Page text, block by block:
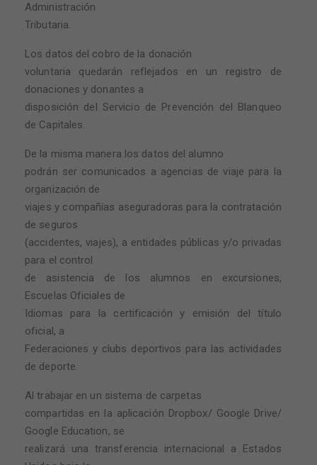
Administración
Tributaria.
Los datos del cobro de la donación
voluntaria quedarán reflejados en un registro de
donaciones y donantes a
disposición del Servicio de Prevención del Blanqueo
de Capitales.
De la misma manera los datos del alumno
podrán ser comunicados a agencias de viaje para la
organización de
viajes y compañías aseguradoras para la contratación
de seguros
(accidentes, viajes), a entidades públicas y/o privadas
para el control
de asistencia de los alumnos en excursiones,
Escuelas Oficiales de
Idiomas para la certificación y emisión del título
oficial, a
Federaciones y clubs deportivos para las actividades
de deporte.
Al trabajar en un sistema de carpetas
compartidas en la aplicación Dropbox/ Google Drive/
Google Education, se
realizará una transferencia internacional a Estados